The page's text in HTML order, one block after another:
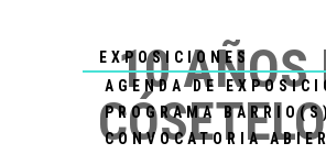
EXPOSICIONES
AGENDA DE
PROGRAMA BARRIO(S)
CONVOCATORIA
10 AÑOS